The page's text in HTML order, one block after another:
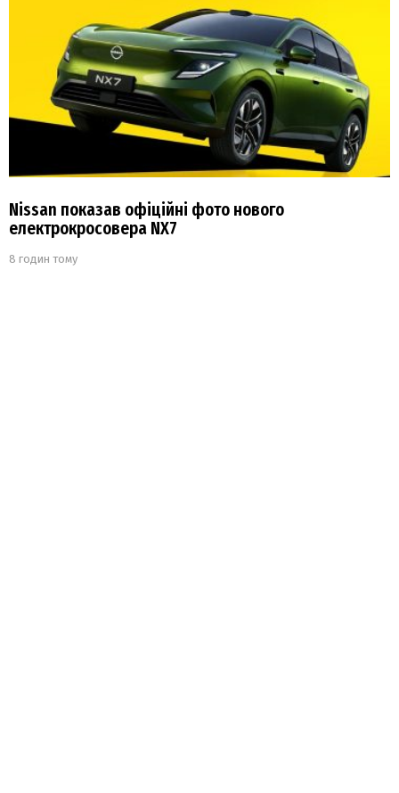
Nissan показав офіційні фото нового
електрокросовера NX7
8 годин тому